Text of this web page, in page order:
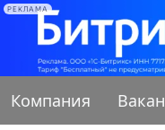
РЕКЛАМА
Компания